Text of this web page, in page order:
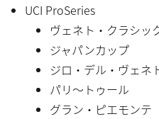
UCI ProSeries
ヴェネト・クラシッ
ジャパンカップ
ジロ・デル・ヴェネ
パリ〜トゥール
グラン・ピエモンテ